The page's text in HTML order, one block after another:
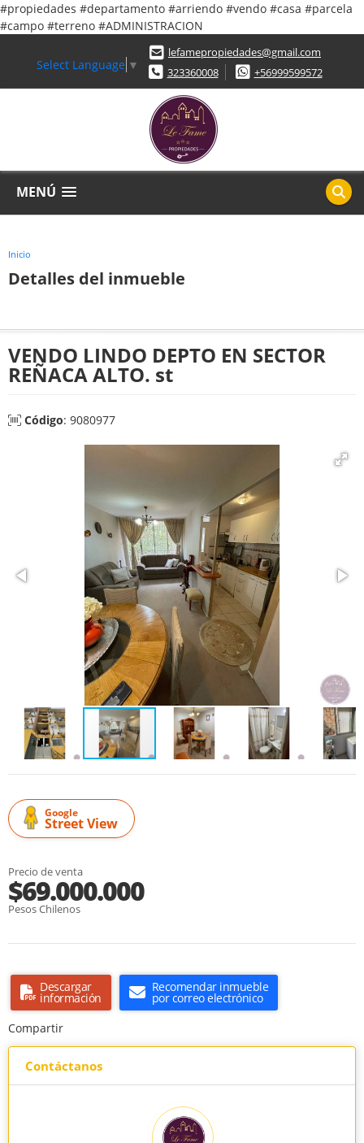
#propiedades #departamento #arriendo #vendo #casa #parcela
#campo #terreno #ADMINISTRACION
Select Language ▼
lefamepropiedades@gmail.com
323360008
+56999599572
MENÚ
Inicio
Detalles del inmueble
VENDO LINDO DEPTO EN SECTOR
REÑACA ALTO. st
Código: 9080977
Google
Street View
Precio de venta
$69.000.000
Pesos Chilenos
Descargar
información
Recomendar inmueble
por correo electrónico
Compartir
Contáctanos